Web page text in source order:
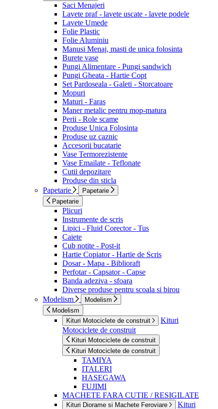
Saci Menajeri
Lavete praf - lavete uscate - lavete podele
Lavete Umede
Folie Plastic
Folie Aluminiu
Manusi Menaj, masti de unica folosinta
Burete vase
Pungi Alimentare - Pungi sandwich
Pungi Gheata - Hartie Copt
Set Pardoseala - Galeti - Storcatoare
Mopuri
Maturi - Faras
Maner metalic pentru mop-matura
Perii - Role scame
Produse Unica Folosinta
Produse uz caznic
Accesorii bucatarie
Vase Termorezistente
Vase Emailate - Teflonate
Cutii depozitare
Produse din sticla
Papetarie
Papetarie
Papetarie
Plicuri
Instrumente de scris
Lipici - Fluid Corector - Tus
Caiete
Cub notite - Post-it
Hartie Copiator - Hartie de Scris
Dosar - Mapa - Biblioraft
Perfotar - Capsator - Capse
Banda adeziva - sfoara
Diverse produse pentru scoala si birou
Modelism
Modelism
Modelism
Kituri Motociclete de construit
Kituri
Motociclete de construit
Kituri Motociclete de construit
Kituri Motociclete de construit
TAMIYA
ITALERI
HASEGAWA
FUJIMI
MACHETE FARA CUTIE / RESIGILATE
Kituri Diorame si Machete Feroviare
Kituri